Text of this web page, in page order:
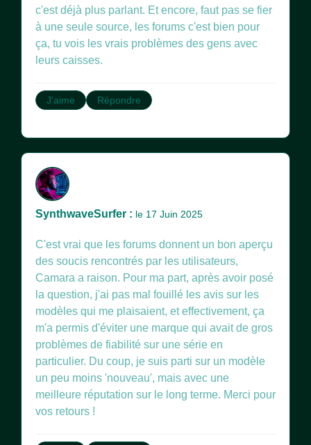
c'est déjà plus parlant. Et encore, faut pas se fier
à une seule source, les forums c'est bien pour
ça, tu vois les vrais problèmes des gens avec
leurs caisses.
J'aime Répondre
SynthwaveSurfer : le 17 Juin 2025
C'est vrai que les forums donnent un bon aperçu
des soucis rencontrés par les utilisateurs,
Camara a raison. Pour ma part, après avoir posé
la question, j'ai pas mal fouillé les avis sur les
modèles qui me plaisaient, et effectivement, ça
m'a permis d'éviter une marque qui avait de gros
problèmes de fiabilité sur une série en
particulier. Du coup, je suis parti sur un modèle
un peu moins 'nouveau', mais avec une
meilleure réputation sur le long terme. Merci pour
vos retours !